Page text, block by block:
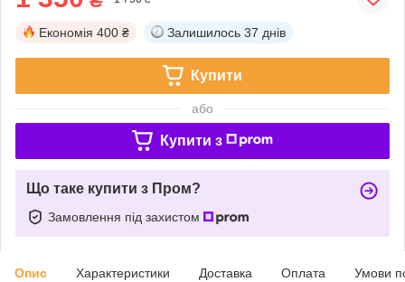
Економія 400 ₴ Залишилось 37 днів
Купити
або
Купити з
Що таке купити з Пром?
Замовлення під захистом
Опис Характеристики Доставка Оплата Умови